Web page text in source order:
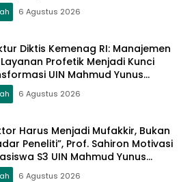
6 Agustus 2026
Diktis Kemenag RI: Manajemen
Profetik Menjadi Kunci
UIN Mahmud Yunus
Menjadi Kampus
Global
6 Agustus 2026
Harus Menjadi Mufakkir, Bukan
Peneliti”, Prof. Sahiron Motivasi
S3 UIN Mahmud Yunus
6 Agustus 2026